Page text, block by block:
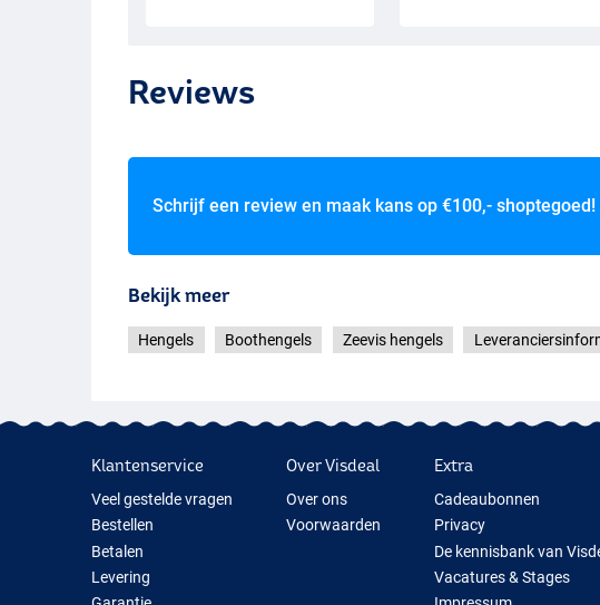
Reviews
Schrijf een review en maak kans op €100,- shoptegoed!
Bekijk meer
Hengels Boothengels Zeevis hengels
Klantenservice
Veel gestelde vragen
Bestellen
Betalen
Levering
Over Visdeal
Over ons
Voorwaarden
Extra
Cadeaubonnen
Privacy
De kennisbank van
Vacatures & Stages